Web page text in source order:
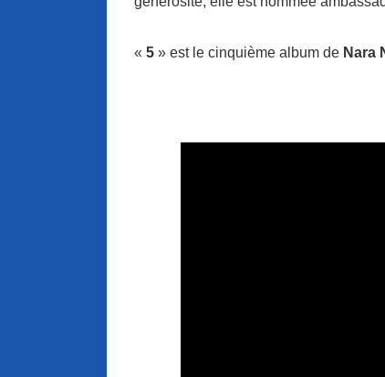
« 5 » est le cinquième album de Nara